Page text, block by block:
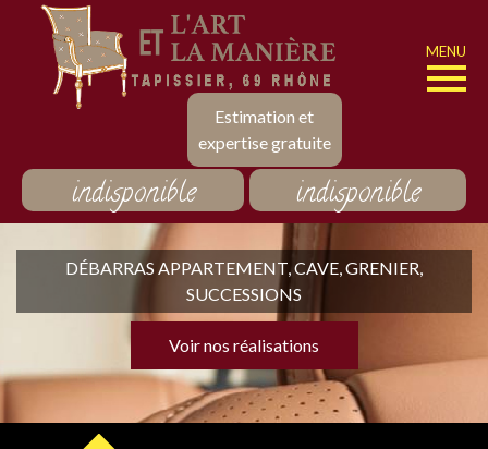
Estimation et
expertise gratuite
MENU
indisponible indisponible
DÉBARRAS APPARTEMENT, CAVE, GRENIER,
SUCCESSIONS
Voir nos réalisations